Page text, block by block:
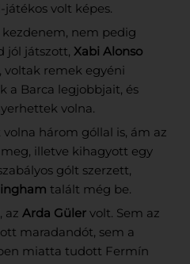
volt képes.
kezdenem, nem pedig
jól játszott, Xabi Alonso
remek egyéni
a Barca legjobbjait, és
volna.
három góllal is, ám az
illetve kihagyott egy
gólt szerzett,
talált még be.
az Arda Güler volt. Sem az
maradandót, sem a
miatta tudott Fermín